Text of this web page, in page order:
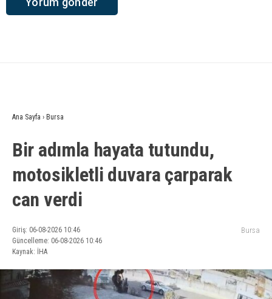
Ana Sayfa › Bursa
Bir adımla hayata tutundu,
motosikletli duvara çarparak
can verdi
Giriş: 06-08-2026 10:46
Güncelleme: 06-08-2026 10:46
Kaynak: İHA
Bursa